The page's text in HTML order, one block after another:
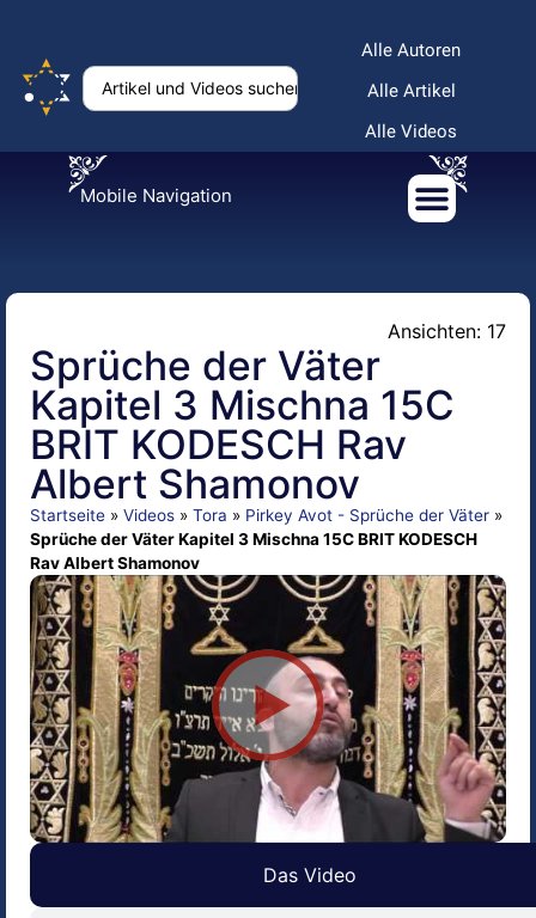
Alle Autoren
Alle Artikel
Alle Videos
Mobile Navigation
Ansichten: 17
Sprüche der Väter
Kapitel 3 Mischna 15C
BRIT KODESCH Rav
Albert Shamonov
Startseite » Videos » Tora » Pirkey Avot - Sprüche der Väter »
Sprüche der Väter Kapitel 3 Mischna 15C BRIT KODESCH
Rav Albert Shamonov
Das Video